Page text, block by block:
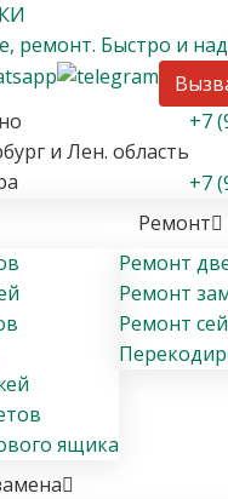
, ремонт. Быстро и
+7
и Лен. область
+7
ящика
Ремонт
Ремонт
Ремонт
Ремонт